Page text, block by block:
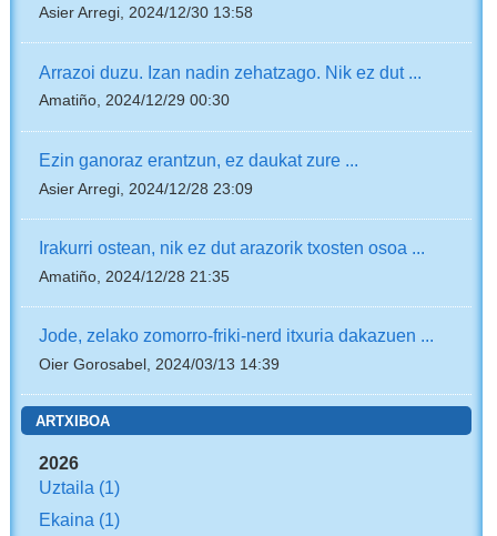
Asier Arregi, 2024/12/30 13:58
Arrazoi duzu. Izan nadin zehatzago. Nik ez dut ...
Amatiño, 2024/12/29 00:30
Ezin ganoraz erantzun, ez daukat zure ...
Asier Arregi, 2024/12/28 23:09
Irakurri ostean, nik ez dut arazorik txosten osoa ...
Amatiño, 2024/12/28 21:35
Jode, zelako zomorro-friki-nerd itxuria dakazuen ...
Oier Gorosabel, 2024/03/13 14:39
ARTXIBOA
2026
Uztaila (1)
Ekaina (1)